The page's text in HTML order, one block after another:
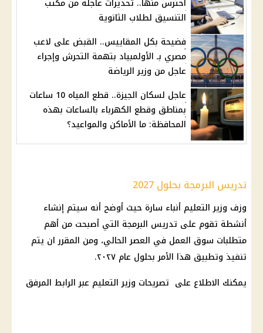
التنسيق لطلاب الثانوية
فضيحة بكل المقاييس.. القبض على لاعب
مصري بـ الأولمبياد بتهمة التحرش وإجراء
عاجل من وزير الرياضة
عاجل لسكان الجيزة.. قطع المياه 10 ساعات
بمناطق وقطع الكهرباء بالساعات بهذه
المحافظة: ما الأماكن والمواعيد؟
تدريس البرمجة بحلول 2027
وزف وزير التعليم أنباء سارة حيث أوضح أنه سيتم إنشاء
أنشطة تقوم على تدريس البرمجة التي أصبحت من أهم
متطلبات سوق العمل في العصر الحالي، ومن المقرر ان يتم
تنفيذ وتطبيق هذا الأمر بحلول عام ٢٠٢٧.
يمكنك الاطلاع على تصريحات وزير التعليم عبر الرابط المرفق